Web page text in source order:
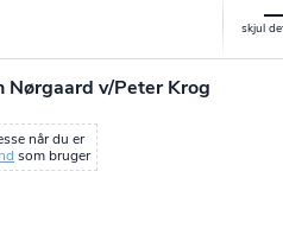
Nørgaard v/Peter Krog
når du er
som bruger